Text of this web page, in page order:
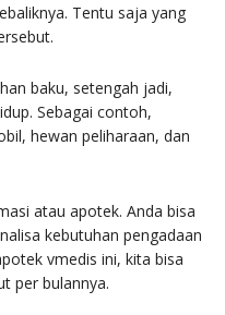
Tentu saja yang
baku, setengah jadi,
Sebagai contoh,
hewan peliharaan, dan
atau apotek. Anda bisa
kebutuhan pengadaan
vmedis ini, kita bisa
per bulannya.